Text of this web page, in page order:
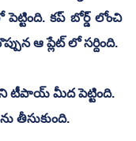
పెట్టింది. కప్ బోర్డ్ లోంచి
ని టీపాయ్ మీద పెట్టింది.
తీసుకుంది.